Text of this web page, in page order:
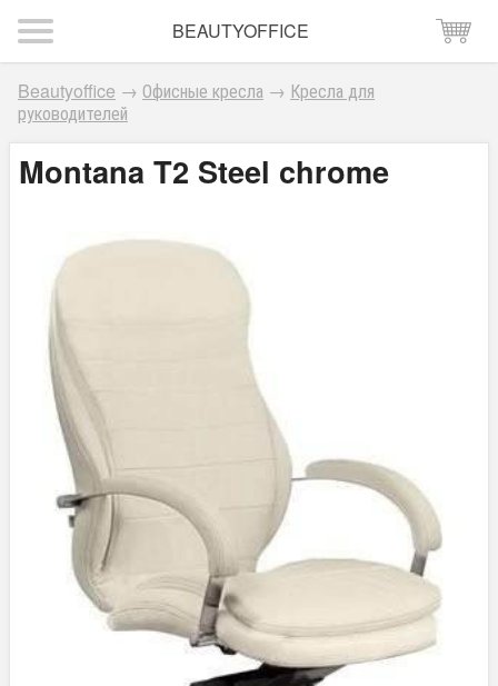
BEAUTYOFFICE
Beautyoffice → Офисные кресла → Кресла для
руководителей
Montana T2 Steel chrome